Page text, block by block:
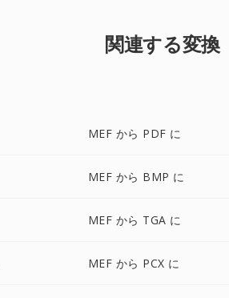
関連する変換
MEF から PDF に
MEF から BMP に
MEF から TGA に
MEF から PCX に